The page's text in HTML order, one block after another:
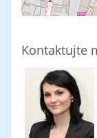
Kontaktujte